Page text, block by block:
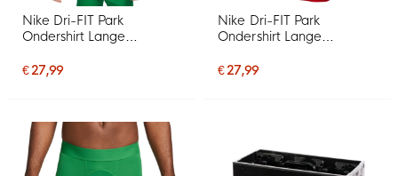
Nike Dri-FIT Park
Ondershirt Lange
€ 27,99
Nike Dri-FIT Park
Ondershirt Lange
€ 27,99